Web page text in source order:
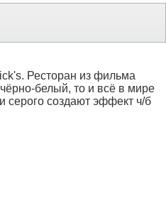
Ресторан из фильма
белый, то и всё в мире
серого создают эффект ч/б